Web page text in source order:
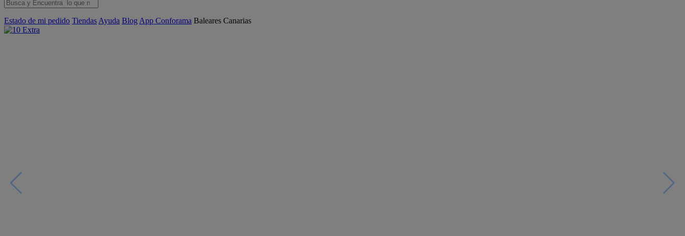
Estado de mi pedido Tiendas Ayuda Blog App Conforama Baleares Canarias